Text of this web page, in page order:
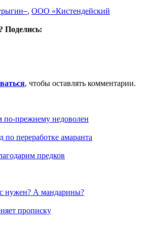
, ООО «Кистендейский
Поделись:
, чтобы оставлять комментарии.
по-прежнему недоволен
переработке амаранта
предков
нужен? А мандарины?
прописку